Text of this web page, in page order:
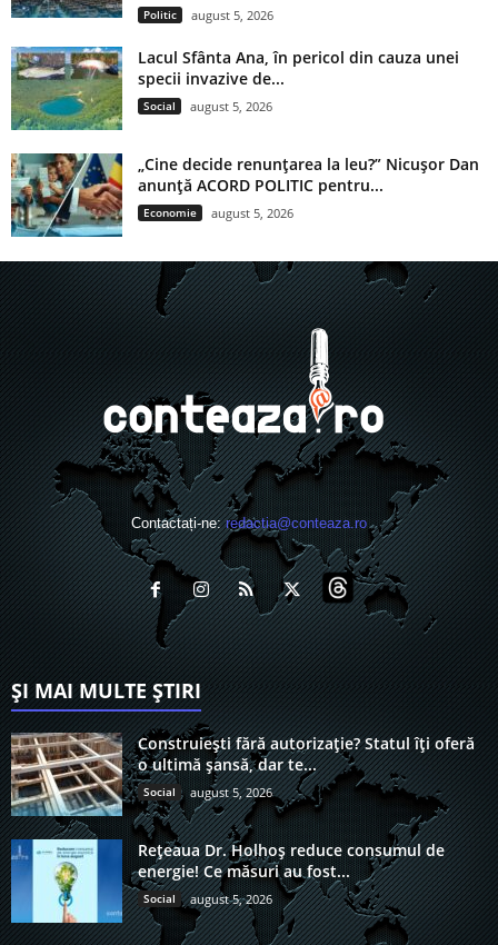
Politic august 5, 2026
Lacul Sfânta Ana, în pericol din cauza unei
specii invazive de...
Social august 5, 2026
„Cine decide renunțarea la leu?” Nicușor Dan
anunță ACORD POLITIC pentru...
Economie august 5, 2026
Contactați-ne:redactia@conteaza.ro
ȘI MAI MULTE ȘTIRI
Construiești fără autorizație? Statul îți oferă
o ultimă șansă, dar te...
Social august 5, 2026
Rețeaua Dr. Holhoș reduce consumul de
energie! Ce măsuri au fost...
Social august 5, 2026